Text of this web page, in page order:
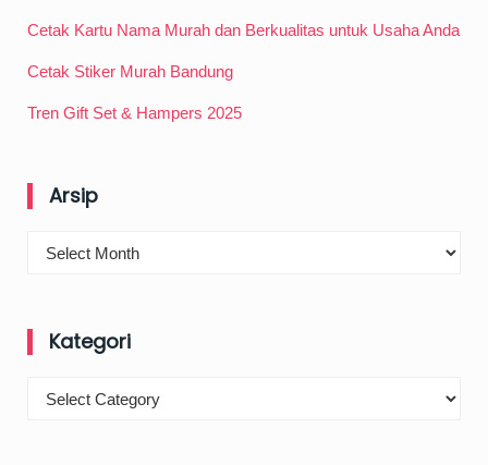
Cetak Kartu Nama Murah dan Berkualitas untuk Usaha Anda
Cetak Stiker Murah Bandung
Tren Gift Set & Hampers 2025
Arsip
Arsip
Kategori
Kategori